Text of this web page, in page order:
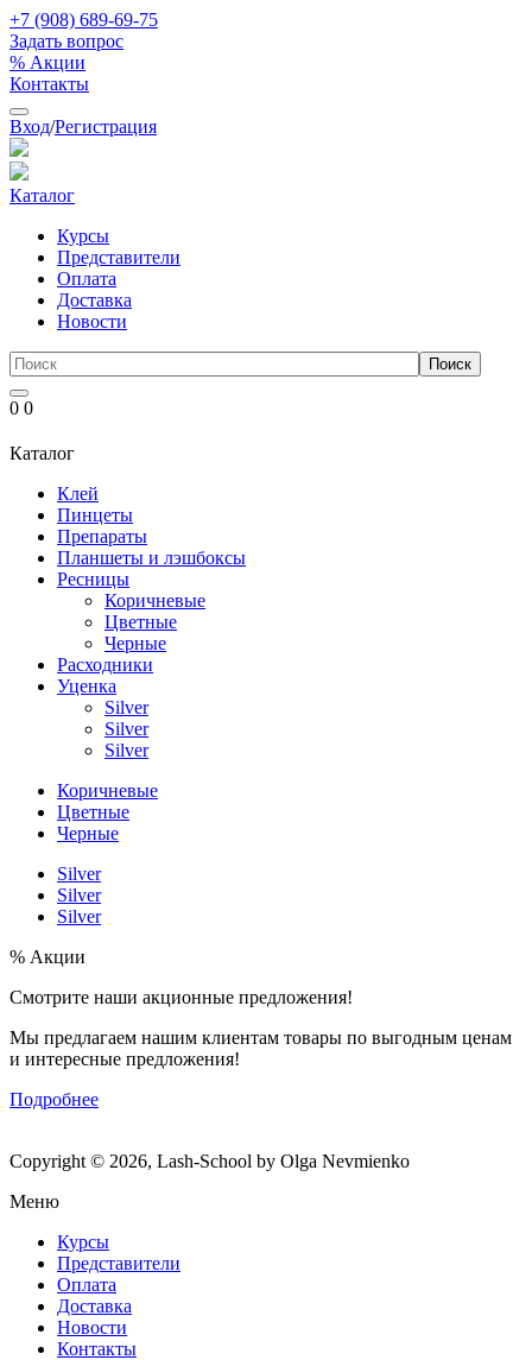
+7 (908) 689-69-75
Задать вопрос
% Акции
Контакты
Вход/Регистрация
Каталог
Курсы
Представители
Оплата
Доставка
Новости
0 0
Каталог
Клей
Пинцеты
Препараты
Планшеты и лэшбоксы
Ресницы
Коричневые
Цветные
Черные
Расходники
Уценка
Silver
Silver
Silver
Коричневые
Цветные
Черные
Silver
Silver
Silver
% Акции
Смотрите наши акционные предложения!
Мы предлагаем нашим клиентам товары по выгодным ценам
и интересные предложения!
Подробнее
Copyright © 2026, Lash-School by Olga Nevmienko
Меню
Курсы
Представители
Оплата
Доставка
Новости
Контакты